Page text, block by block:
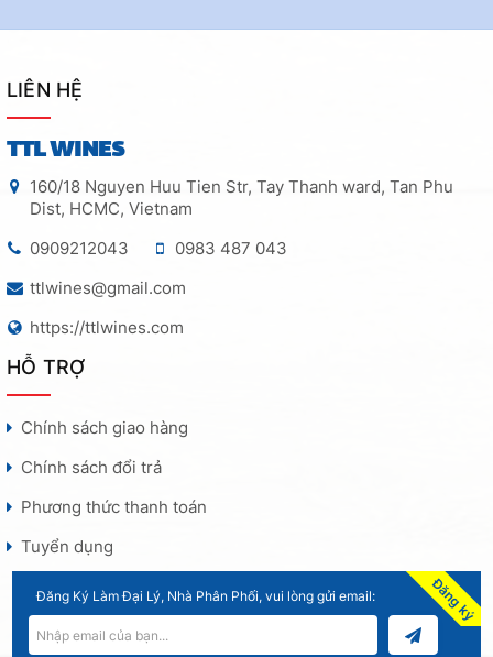
LIÊN HỆ
TTL WINES
160/18 Nguyen Huu Tien Str, Tay Thanh ward, Tan Phu
Dist, HCMC, Vietnam
0909212043
0983 487 043
ttlwines@gmail.com
https://ttlwines.com
HỖ TRỢ
Chính sách giao hàng
Chính sách đổi trả
Phương thức thanh toán
Tuyển dụng
Đăng Ký Làm Đại Lý, Nhà Phân Phối, vui lòng gửi email: Đăng ký